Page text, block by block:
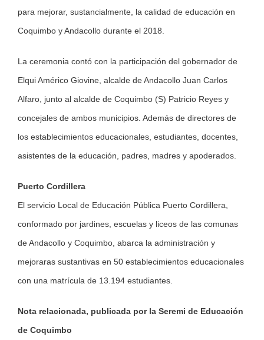
para mejorar, sustancialmente, la calidad de educación en
Coquimbo y Andacollo durante el 2018.
La ceremonia contó con la participación del gobernador de
Elqui Américo Giovine, alcalde de Andacollo Juan Carlos
Alfaro, junto al alcalde de Coquimbo (S) Patricio Reyes y
concejales de ambos municipios. Además de directores de
los establecimientos educacionales, estudiantes, docentes,
asistentes de la educación, padres, madres y apoderados.
Puerto Cordillera
El servicio Local de Educación Pública Puerto Cordillera,
conformado por jardines, escuelas y liceos de las comunas
de Andacollo y Coquimbo, abarca la administración y
mejoraras sustantivas en 50 establecimientos educacionales
con una matrícula de 13.194 estudiantes.
Nota relacionada, publicada por la Seremi de Educación
de Coquimbo